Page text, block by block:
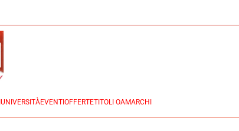
UNIVERSITÀEVENTI OFFERTETITOLI OAMARCHI